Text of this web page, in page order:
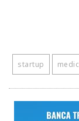
startup